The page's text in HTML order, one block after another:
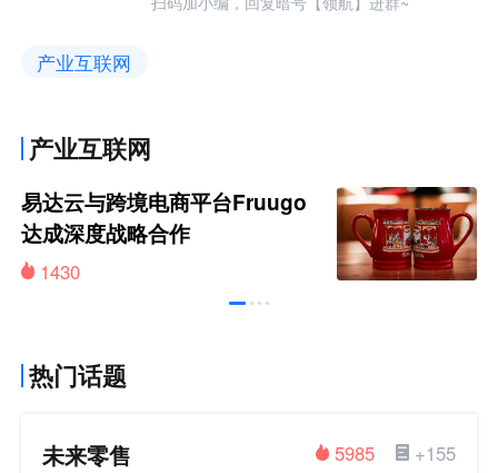
产业互联网
产业互联网
易达云与跨境电商平台Fruugo
达成深度战略合作
1430
热门话题
未来零售 +155
5985